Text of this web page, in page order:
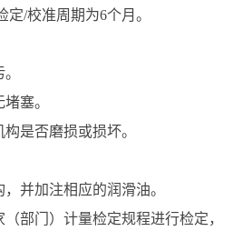
/校准周期为6个月。
塞。
是否磨损或损坏。
并加注相应的润滑油。
部门）计量检定规程进行检定，